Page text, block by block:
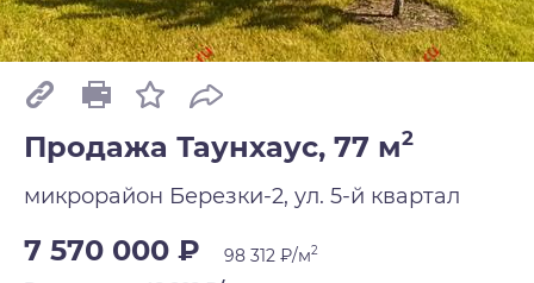
Продажа Таунхаус, 77 м2
микрорайон Березки-2, ул. 5-й квартал
7 570 000 ₽ 98 312 ₽/м2